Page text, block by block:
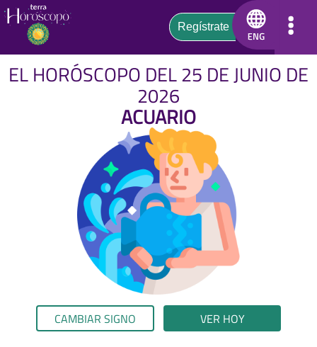
EL HORÓSCOPO DEL 25 DE JUNIO DE
2026
ACUARIO
CAMBIAR SIGNO VER HOY